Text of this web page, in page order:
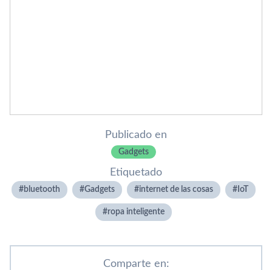
Publicado en
Gadgets
Etiquetado
bluetooth Gadgets internet de las cosas IoT
ropa inteligente
Comparte en: